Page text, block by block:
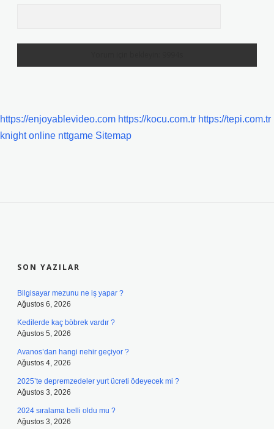
https://enjoyablevideo.com https://kocu.com.tr https://tepi.com.tr
knight online nttgame Sitemap
SON YAZILAR
Bilgisayar mezunu ne iş yapar ?
Ağustos 6, 2026
Kedilerde kaç böbrek vardır ?
Ağustos 5, 2026
Avanos’dan hangi nehir geçiyor ?
Ağustos 4, 2026
2025’te depremzedeler yurt ücreti ödeyecek mi ?
Ağustos 3, 2026
2024 sıralama belli oldu mu ?
Ağustos 3, 2026